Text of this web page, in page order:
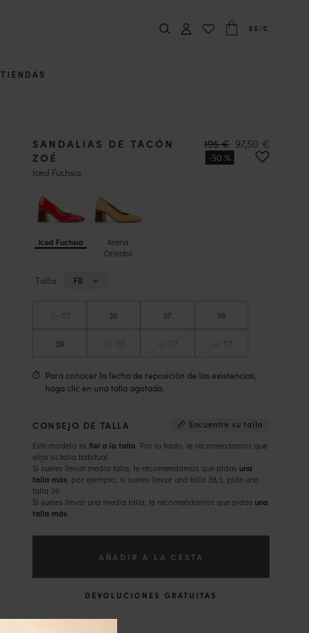
ES | €
TIENDAS
Iced Fuchsia
Arena
Oriental
SANDALIAS DE TACÓN
ZOÉ
Iced Fuchsia
195 € 97,50 €
Talla FR
36 37 38
39
Para conocer la fecha de reposición de las existencias,
haga clic en una talla agotada.
CONSEJO DE TALLA
Encuentre su talla
Este modelo es fiel a la talla . Por lo tanto, le recomendamos que
elija su talla habitual.
Si sueles llevar media talla, te recomendamos que pidas una
talla más , por ejemplo, si sueles llevar una talla 38,5, pide una
talla 39.
Si sueles llevar una media talla, te recomendamos que pidas una
talla más
AÑADIR A LA CESTA
DEVOLUCIONES GRATUITAS